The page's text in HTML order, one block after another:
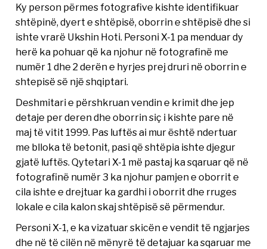
Ky person përmes fotografive kishte identifikuar
shtëpinë, dyert e shtëpisë, oborrin e shtëpisë dhe si
ishte vrarë Ukshin Hoti. Personi X-1 pa menduar dy
herë ka pohuar që ka njohur në fotografinë me
numër 1 dhe 2 derën e hyrjes prej druri në oborrin e
shtepisë së një shqiptari.
Deshmitari e përshkruan vendin e krimit dhe jep
detaje per deren dhe oborrin siç i kishte pare në
maj të vitit 1999. Pas luftës ai mur është ndertuar
me blloka të betonit, pasi që shtëpia ishte djegur
gjatë luftës. Qytetari X-1 më pastaj ka sqaruar që në
fotografinë numër 3 ka njohur pamjen e oborrit e
cila ishte e drejtuar ka gardhi i oborrit dhe rruges
lokale e cila kalon skaj shtëpisë së përmendur.
Personi X-1, e ka vizatuar skicën e vendit të ngjarjes
dhe në të cilën në mënyrë të detajuar ka sqaruar me